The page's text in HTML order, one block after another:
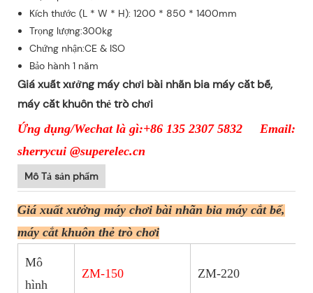
Kích thước (L * W * H): 1200 * 850 * 1400mm
Trọng lượng:300kg
Chứng nhận:CE & ISO
Bảo hành 1 năm
Giá xuất xưởng máy chơi bài nhãn bia máy cắt bế,
máy cắt khuôn thẻ trò chơi
Ứng dụng/Wechat là gì:+86 135 2307 5832 Email:
sherrycui @superelec.cn
Mô Tả sản phẩm
Giá xuất xưởng máy chơi bài nhãn bia máy cắt bế,
máy cắt khuôn thẻ trò chơi
Mô
hình
ZM-150 ZM-220